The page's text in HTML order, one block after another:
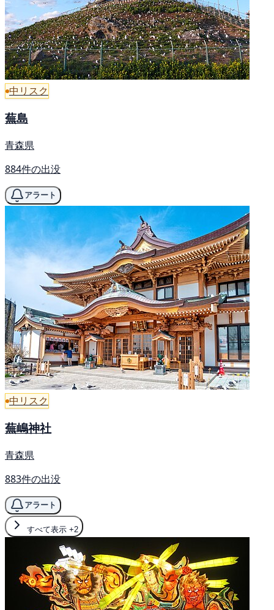
中リスク
蕪島
青森県
884件の出没
アラート
中リスク
蕪嶋神社
青森県
883件の出没
アラート
すべて表示 +2